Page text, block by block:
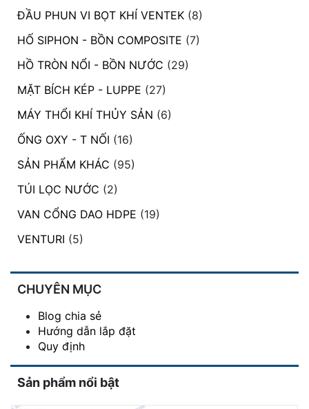
ĐẦU PHUN VI BỌT KHÍ VENTEK (8)
HỐ SIPHON - BỒN COMPOSITE (7)
HỒ TRÒN NỔI - BỒN NƯỚC (29)
MẶT BÍCH KÉP - LUPPE (27)
MÁY THỔI KHÍ THỦY SẢN (6)
ỐNG OXY - T NỐI (16)
SẢN PHẨM KHÁC (95)
TÚI LỌC NƯỚC (2)
VAN CỔNG DAO HDPE (19)
VENTURI (5)
CHUYÊN MỤC
Blog chia sẻ
Hướng dẫn lắp đặt
Quy định
Sản phẩm nổi bật